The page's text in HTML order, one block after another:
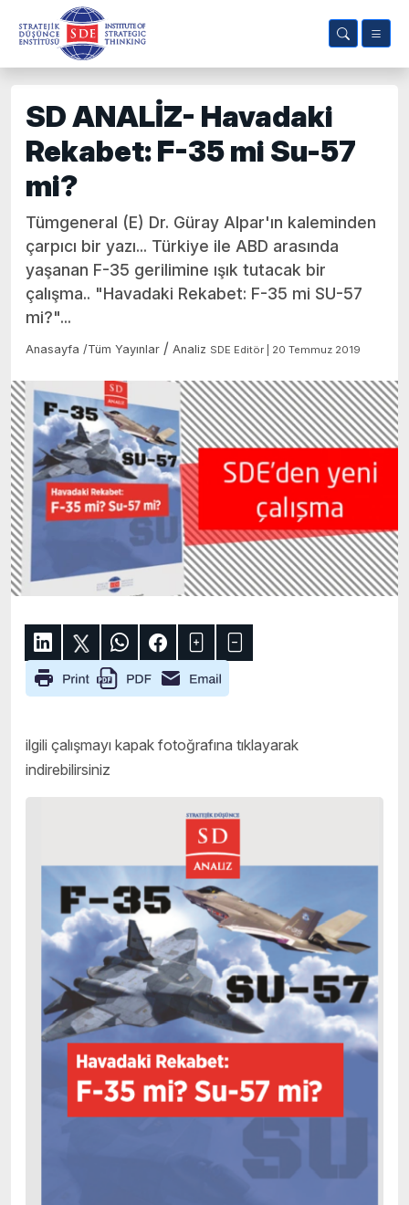
SD ANALİZ- Havadaki
Rekabet: F-35 mi Su-57
mi?
Tümgeneral (E) Dr. Güray Alpar'ın kaleminden
çarpıcı bir yazı... Türkiye ile ABD arasında
yaşanan F-35 gerilimine ışık tutacak bir
çalışma.. "Havadaki Rekabet: F-35 mi SU-57
mi?"...
Anasayfa /Tüm Yayınlar / Analiz SDE Editör | 20 Temmuz 2019
ilgili çalışmayı kapak fotoğrafına tıklayarak
indirebilirsiniz